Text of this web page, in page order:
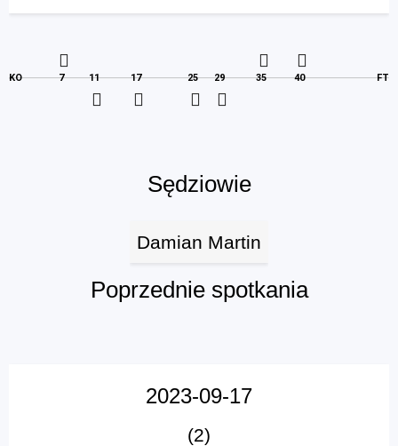
KO 7 11 17 25 29 35 40 FT
Sędziowie
Damian Martin
Poprzednie spotkania
2023-09-17
(2)